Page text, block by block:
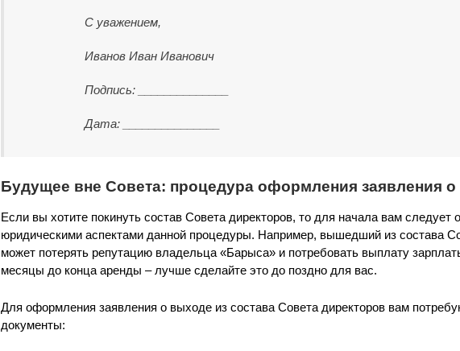
С уважением,
Иванов Иван Иванович
Подпись: ______________
Дата: _______________
Будущее вне Совета: процедура оформления заявления
Если вы хотите покинуть состав Совета директоров, то для начала вам следует
юридическими аспектами данной процедуры. Например, вышедший из состава
может потерять репутацию владельца «Барыса» и потребовать выплату
месяцы до конца аренды – лучше сделайте это до поздно для вас.
Для оформления заявления о выходе из состава Совета директоров вам
документы: